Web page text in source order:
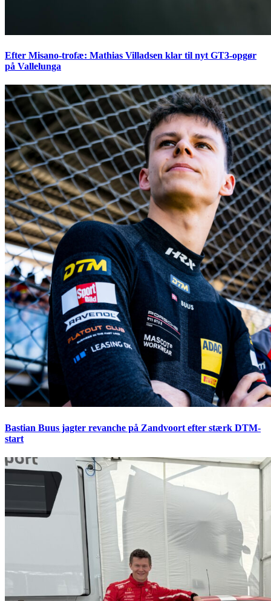
Efter Misano-trofæ: Mathias Villadsen klar til nyt GT3-opgør
på Vallelunga
Bastian Buus jagter revanche på Zandvoort efter stærk DTM-
start